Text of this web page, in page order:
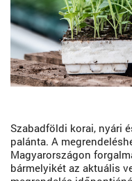
Szabadföldi korai, nyári
palánta. A
Magyarországon
bármelyikét az aktuális